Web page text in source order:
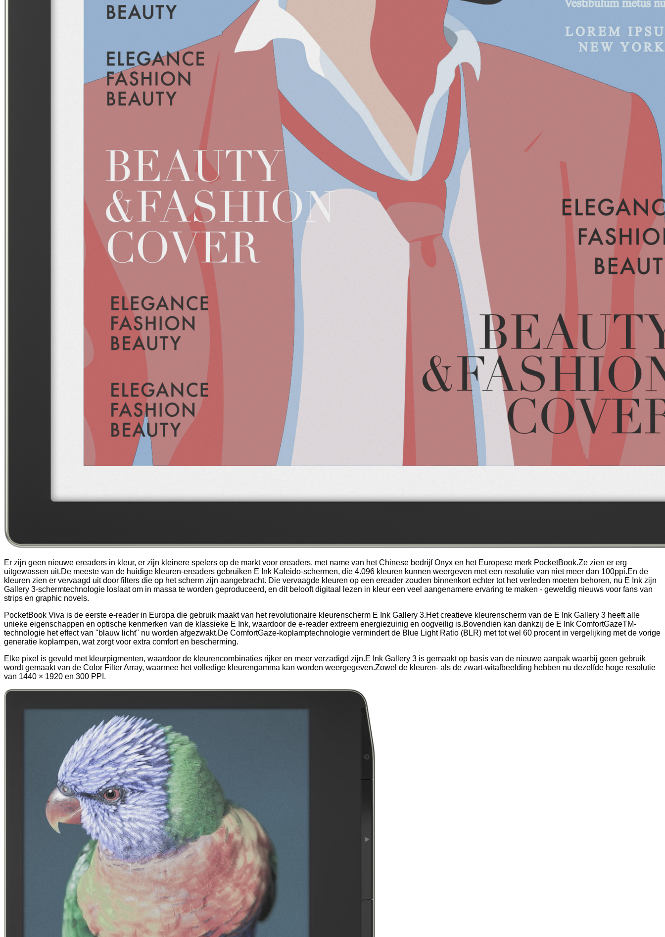
Er zijn geen nieuwe ereaders in kleur, er zijn kleinere spelers op de markt voor ereaders, met name van het Chinese bedrijf Onyx en het Europese merk PocketBook.Ze zien er erg
uitgewassen uit.De meeste van de huidige kleuren-ereaders gebruiken E Ink Kaleido-schermen, die 4.096 kleuren kunnen weergeven met een resolutie van niet meer dan 100ppi.En de
kleuren zien er vervaagd uit door filters die op het scherm zijn aangebracht. Die vervaagde kleuren op een ereader zouden binnenkort echter tot het verleden moeten behoren, nu E Ink zijn
Gallery 3-schermtechnologie loslaat om in massa te worden geproduceerd, en dit belooft digitaal lezen in kleur een veel aangenamere ervaring te maken - geweldig nieuws voor fans van
strips en graphic novels.
PocketBook Viva is de eerste e-reader in Europa die gebruik maakt van het revolutionaire kleurenscherm E Ink Gallery 3.Het creatieve kleurenscherm van de E Ink Gallery 3 heeft alle
unieke eigenschappen en optische kenmerken van de klassieke E Ink, waardoor de e-reader extreem energiezuinig en oogveilig is.Bovendien kan dankzij de E Ink ComfortGazeTM-
technologie het effect van "blauw licht" nu worden afgezwakt.De ComfortGaze-koplamptechnologie vermindert de Blue Light Ratio (BLR) met tot wel 60 procent in vergelijking met de vorige
generatie koplampen, wat zorgt voor extra comfort en bescherming.
Elke pixel is gevuld met kleurpigmenten, waardoor de kleurencombinaties rijker en meer verzadigd zijn.E Ink Gallery 3 is gemaakt op basis van de nieuwe aanpak waarbij geen gebruik
wordt gemaakt van de Color Filter Array, waarmee het volledige kleurengamma kan worden weergegeven.Zowel de kleuren- als de zwart-witafbeelding hebben nu dezelfde hoge resolutie
van 1440 × 1920 en 300 PPI.